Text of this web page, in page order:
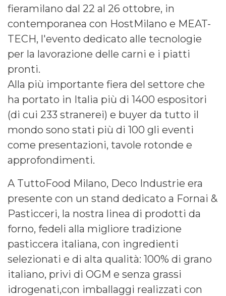
fieramilano dal 22 al 26 ottobre, in
contemporanea con HostMilano e MEAT-
TECH, l'evento dedicato alle tecnologie
per la lavorazione delle carni e i piatti
pronti.
Alla più importante fiera del settore che
ha portato in Italia più di 1400 espositori
(di cui 233 stranerei) e buyer da tutto il
mondo sono stati più di 100 gli eventi
come presentazioni, tavole rotonde e
approfondimenti.
A TuttoFood Milano, Deco Industrie era
presente con un stand dedicato a Fornai &
Pasticceri, la nostra linea di prodotti da
forno, fedeli alla migliore tradizione
pasticcera italiana, con ingredienti
selezionati e di alta qualità: 100% di grano
italiano, privi di OGM e senza grassi
idrogenati,con imballaggi realizzati con